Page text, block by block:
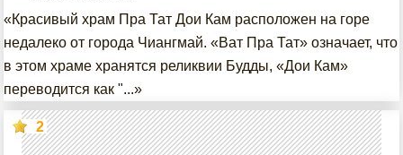
«Красивый храм Пра Тат Дои Кам расположен на горе
недалеко от города Чиангмай. «Ват Пра Тат» означает, что
в этом храме хранятся реликвии Будды, «Дои Кам»
переводится как "...»
2